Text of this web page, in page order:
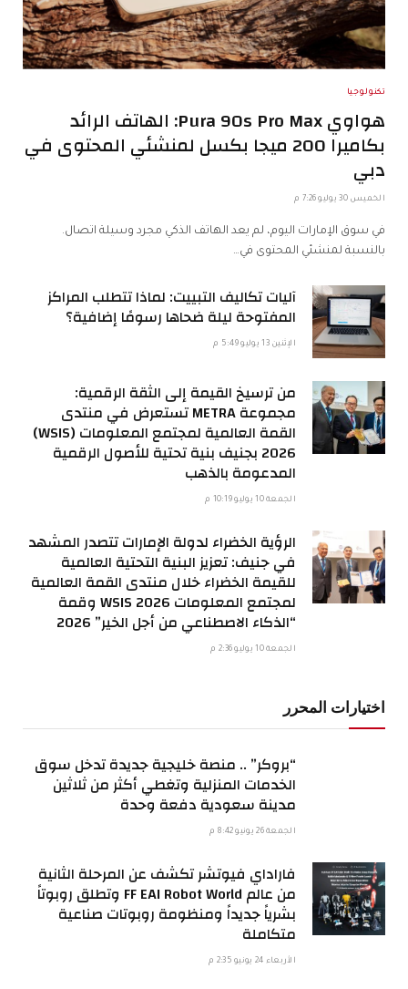
تكنولوجيا
هواوي Pura 90s Pro Max: الهاتف الرائد
بكاميرا 200 ميجا بكسل لمنشئي المحتوى في
دبي
الخميس 30 يوليو 7:26 م
في سوق الإمارات اليوم، لم يعد الهاتف الذكي مجرد وسيلة اتصال.
بالنسبة لمنشئي المحتوى في…
آليات تكاليف التبييت: لماذا تتطلب المراكز
المفتوحة ليلة ضحاها رسومًا إضافية؟
الإثنين 13 يوليو 5:49 م
من ترسيخ القيمة إلى الثقة الرقمية:
مجموعة METRA تستعرض في منتدى
القمة العالمية لمجتمع المعلومات (WSIS)
2026 بجنيف بنية تحتية للأصول الرقمية
المدعومة بالذهب
الجمعة 10 يوليو 10:19 م
الرؤية الخضراء لدولة الإمارات تتصدر المشهد
في جنيف: تعزيز البنية التحتية العالمية
للقيمة الخضراء خلال منتدى القمة العالمية
لمجتمع المعلومات WSIS 2026 وقمة
“الذكاء الاصطناعي من أجل الخير” 2026
الجمعة 10 يوليو 2:36 م
اختيارات المحرر
“بروكر” .. منصة خليجية جديدة تدخل سوق
الخدمات المنزلية وتغطي أكثر من ثلاثين
مدينة سعودية دفعة وحدة
الجمعة 26 يونيو 8:42 م
فاراداي فيوتشر تكشف عن المرحلة الثانية
من عالم FF EAI Robot World وتطلق روبوتاً
بشرياً جديداً ومنظومة روبوتات صناعية
متكاملة
الأربعاء 24 يونيو 2:35 م